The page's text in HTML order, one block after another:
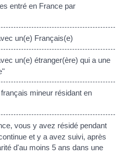
entré en France par
un(e) Français(e)
un(e) étranger(ère) qui a une
mineur résidant en
vous y avez résidé pendant
et y a avez suivi, après
d'au moins 5 ans dans une